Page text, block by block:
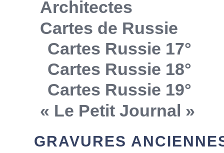
Architectes
Cartes de Russie
Cartes Russie 17°
Cartes Russie 18°
Cartes Russie 19°
« Le Petit Journal »
GRAVURES